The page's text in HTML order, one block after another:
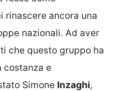
rinascere ancora una
nazionali. Ad aver
che questo gruppo ha
costanza e
Simone Inzaghi,